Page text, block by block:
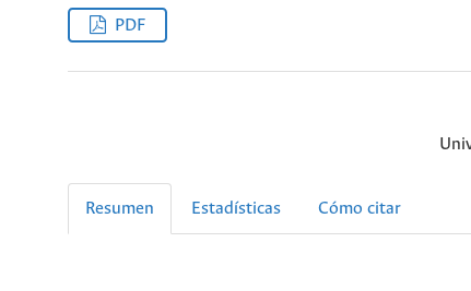
PDF
Resumen Estadísticas Cómo citar